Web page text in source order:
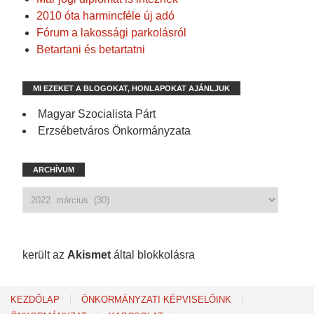
2010 óta harmincféle új adó
Fórum a lakossági parkolásról
Betartani és betartatni
MI EZEKET A BLOGOKAT, HONLAPOKAT AJÁNLJUK
Magyar Szocialista Párt
Erzsébetváros Önkormányzata
ARCHÍVUM
került az Akismet által blokkolásra
KEZDŐLAP
ÖNKORMÁNYZATI KÉPVISELŐINK